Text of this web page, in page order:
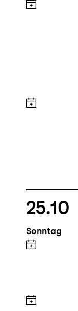
25.10
Sonntag